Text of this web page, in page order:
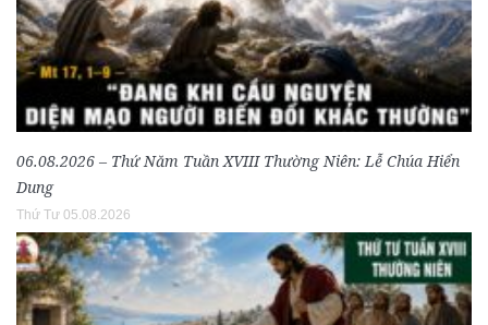
06.08.2026 – Thứ Năm Tuần XVIII Thường Niên: Lễ Chúa Hiển
Dung
Thứ Tư 05.08.2026